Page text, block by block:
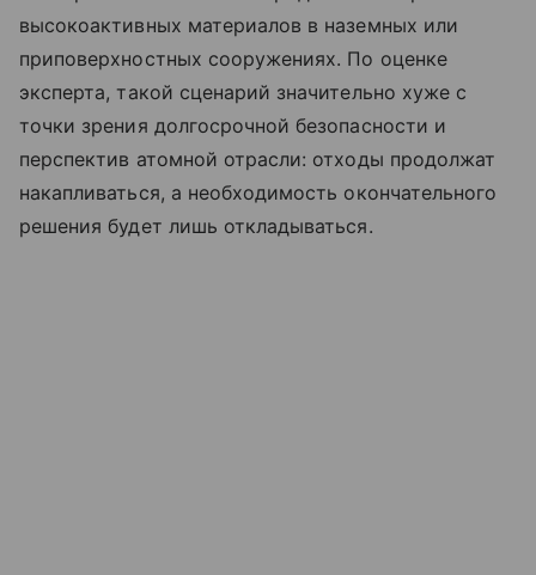
высокоактивных материалов в наземных или
приповерхностных сооружениях. По оценке
эксперта, такой сценарий значительно хуже с
точки зрения долгосрочной безопасности и
перспектив атомной отрасли: отходы продолжат
накапливаться, а необходимость окончательного
решения будет лишь откладываться.